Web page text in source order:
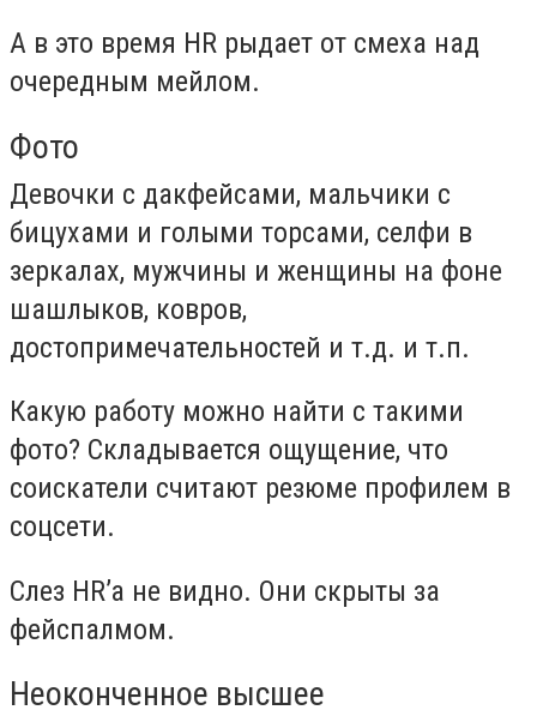
А в это время HR рыдает от смеха над
очередным мейлом.
Фото
Девочки с дакфейсами, мальчики с
бицухами и голыми торсами, селфи в
зеркалах, мужчины и женщины на фоне
шашлыков, ковров,
достопримечательностей и т.д. и т.п.
Какую работу можно найти с такими
фото? Складывается ощущение, что
соискатели считают резюме профилем в
соцсети.
Слез HR’a не видно. Они скрыты за
фейспалмом.
Неоконченное высшее